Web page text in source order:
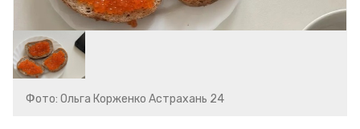
Фото: Ольга Корженко Астрахань 24